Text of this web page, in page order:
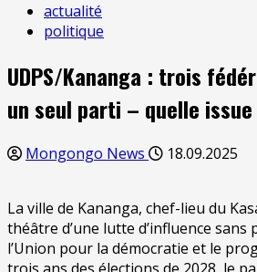
actualité
politique
UDPS/Kananga : trois
un seul parti – quelle
Mongongo News 18.09.2025
La ville de Kananga, chef-lieu du
théâtre d’une lutte d’influence sans
l’Union pour la démocratie et le